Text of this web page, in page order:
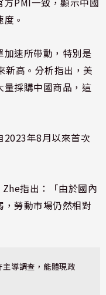
。
加速所帶動，特別是
新高。分析指出，美
量採購中國商品，這
2023年8月以來首次
指出：「由於國內
，勞動市場仍然相對
導調查，能體現政